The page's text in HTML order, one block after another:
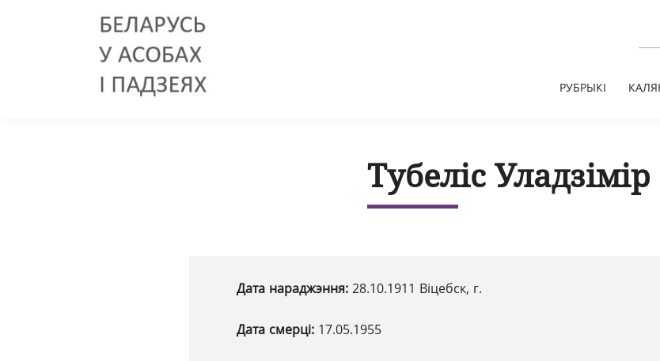
РУБРЫКІ
Тубеліс
Дата нараджэння: 28.10.1911 Віцебск, г.
Дата смерці: 17.05.1955